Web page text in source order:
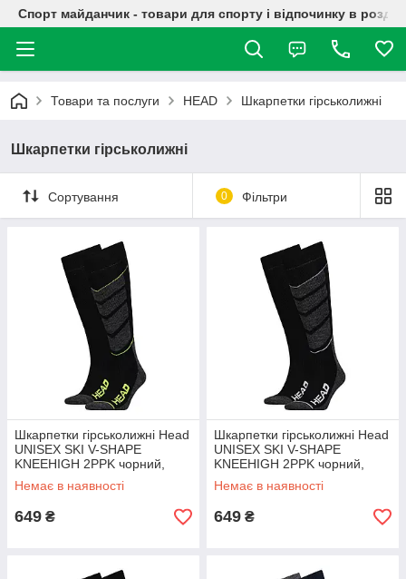
Спорт майданчик - товари для спорту і відпочинку в
Товари та послуги HEAD Шкарпетки гірськолижні
Шкарпетки гірськолижні
Сортування 0 Фільтри
Шкарпетки гірськолижні Head
UNISEX SKI V-SHAPE
KNEEHIGH 2PPK чорний,
жовтий Уні 35-38
Немає в наявності
649 ₴
Шкарпетки гірськолижні Head
UNISEX SKI V-SHAPE
KNEEHIGH 2PPK чорний,
білий Уні 35-38
Немає в наявності
649 ₴